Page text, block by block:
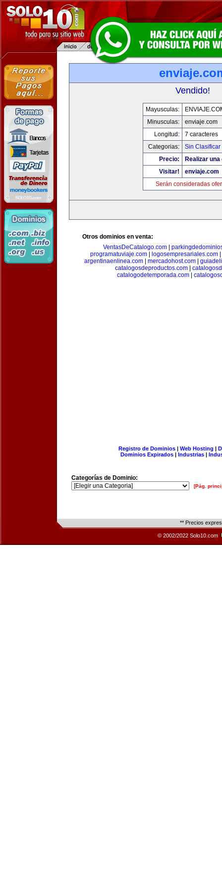
Vendido!
Mayusculas:
Minusculas:
enviaje.com
Longitud:
7 caracteres
Categorias:
Sin Clasificar
Precio:
Realizar
Visitar!
enviaje.com
Serán consideradas
Otros dominios en venta:
VentasDeCatalogo.com|
programatuviaje.com| logosempresariales.com|
argentinaenlinea.com| mercadohost.com|
catalogosdeproductos.com
catalogodetemporada.com
Registro de Dominios| Web Hosting |
Dominios Expirados | Industrias |
Categorías de Dominio:
[Pág.
** Precios
© 2002/2022 Solo10.com